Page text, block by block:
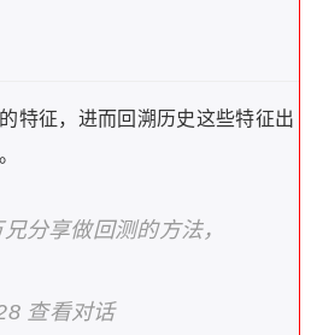
特征，进而回溯历史这些特征出
分享做回测的方法，
查看对话